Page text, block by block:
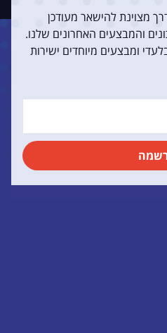
מצוינת להישאר מעודכן
והמבצעים האחרונים שלנו.
ומבצעים מיוחדים ישירות